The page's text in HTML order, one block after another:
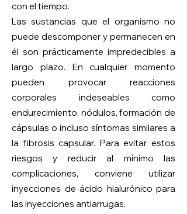
con el tiempo.
Las sustancias que el organismo no
puede descomponer y permanecen en
él son prácticamente impredecibles a
largo plazo. En cualquier momento
pueden provocar reacciones
corporales indeseables como
endurecimiento, nódulos, formación de
cápsulas o incluso síntomas similares a
la fibrosis capsular. Para evitar estos
riesgos y reducir al mínimo las
complicaciones, conviene utilizar
inyecciones de ácido hialurónico para
las inyecciones antiarrugas.